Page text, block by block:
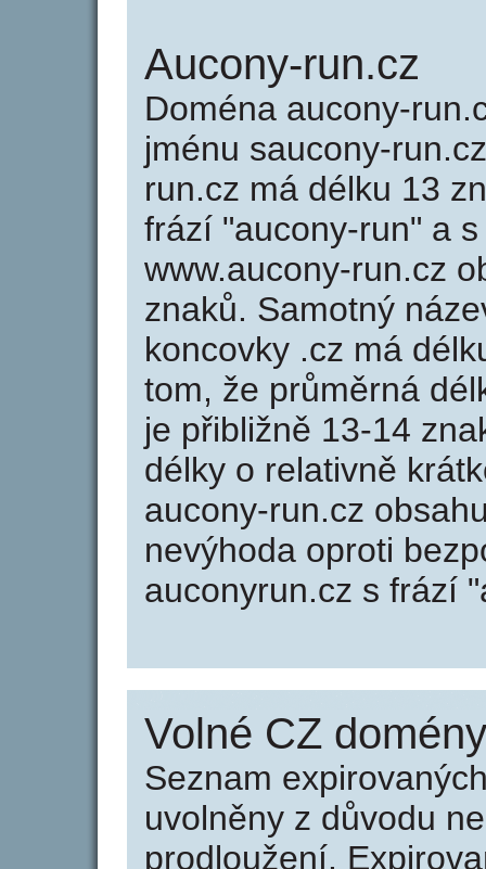
Aucony-run.cz
Doména aucony-
jménu saucony-
run.cz má délku 13
frází "aucony-run" a
www.aucony-run.cz
znaků. Samotný
koncovky .cz má
tom, že průměrná
je přibližně 13-14
délky o relativně
aucony-run.cz
nevýhoda oproti
auconyrun.cz s frází
Volné CZ
Seznam
uvolněny z důvodu
prodloužení.